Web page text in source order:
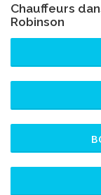
Chauffeurs
Robinson